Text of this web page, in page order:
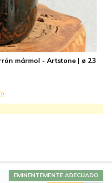
mármol - Artstone | ø 23
EMINENTEMENTE ADECUADO